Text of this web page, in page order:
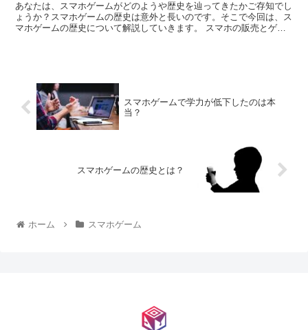
あなたは、スマホゲームがどのようや歴史を辿ってきたかご存知でし
ょうか？スマホゲームの歴史は意外と長いのです。そこで今回は、ス
マホゲームの歴史について解説していきます。 スマホの販売とゲー
スマホゲームで学力が低下したのは本
当？
スマホゲームの歴史とは？
ホーム スマホゲーム